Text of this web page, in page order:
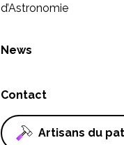
d’Astronomie
News
Contact
Artisans du